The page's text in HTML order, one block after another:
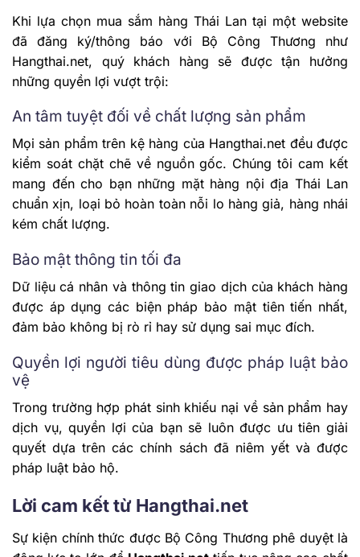
Khi lựa chọn mua sắm hàng Thái Lan tại một website
đã đăng ký/thông báo với Bộ Công Thương như
Hangthai.net, quý khách hàng sẽ được tận hưởng
những quyền lợi vượt trội:
An tâm tuyệt đối về chất lượng sản phẩm
Mọi sản phẩm trên kệ hàng của Hangthai.net đều được
kiểm soát chặt chẽ về nguồn gốc. Chúng tôi cam kết
mang đến cho bạn những mặt hàng nội địa Thái Lan
chuẩn xịn, loại bỏ hoàn toàn nỗi lo hàng giả, hàng nhái
kém chất lượng.
Bảo mật thông tin tối đa
Dữ liệu cá nhân và thông tin giao dịch của khách hàng
được áp dụng các biện pháp bảo mật tiên tiến nhất,
đảm bảo không bị rò rỉ hay sử dụng sai mục đích.
Quyền lợi người tiêu dùng được pháp luật bảo
vệ
Trong trường hợp phát sinh khiếu nại về sản phẩm hay
dịch vụ, quyền lợi của bạn sẽ luôn được ưu tiên giải
quyết dựa trên các chính sách đã niêm yết và được
pháp luật bảo hộ.
Lời cam kết từ Hangthai.net
Sự kiện chính thức được Bộ Công Thương phê duyệt là